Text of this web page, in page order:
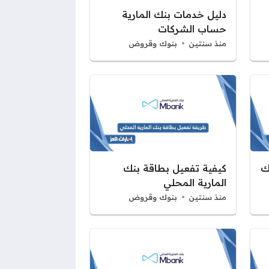
دليل خدمات بنك المارية
حساب الشركات
منذ سنتين بنوك وقروض
كيفية تفعيل بطاقة بنك
المارية المحلي
منذ سنتين بنوك وقروض